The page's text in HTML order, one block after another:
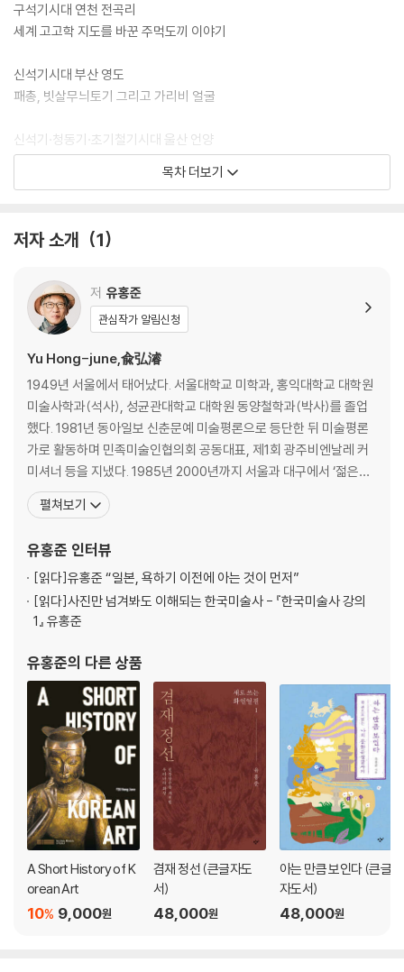
구석기시대 연천 전곡리
세계 고고학 지도를 바꾼 주먹도끼 이야기
신석기시대 부산 영도
패총, 빗살무늬토기 그리고 가리비 얼굴
신석기·청동기·초기철기시대 울산 언양
암각화가 말해주는 선사인의 삶
오녀산성과 고주몽의 건국 신화
고구려3 만주 집안
환도산성에서 일어나는 고구려의 기상
목차 더보기
저자 소개 1
저 유홍준
관심작가 알림신청
Yu Hong-june,兪弘濬
1949년 서울에서 태어났다. 서울대학교 미학과, 홍익대학교 대학원
미술사학과(석사), 성균관대학교 대학원 동양철학과(박사)를 졸업
했다. 1981년 동아일보 신춘문예 미술평론으로 등단한 뒤 미술평론
가로 활동하며 민족미술인협의회 공동대표, 제1회 광주비엔날레 커
미셔너 등을 지냈다. 1985년 2000년까지 서울과 대구에서 ‘젊은이
를 위한 한국미술사’ 공개강좌를 십여 차례 갖고 ‘한국문화유산답사
회’ 대표를 맡았다. 영남대 교수 및 박물관장, 문화재청장, 한국학중
펼쳐보기
유홍준 인터뷰
[읽다]유홍준 “일본, 욕하기 이전에 아는 것이 먼저”
[읽다]사진만 넘겨봐도 이해되는 한국미술사 - 『한국미술사 강의
1』 유홍준
유홍준의 다른 상품
A Short History of K
orean Art
9,000원
10%
겸재 정선 (큰글자도
서)
48,000원
아는 만큼 보인다 (큰글
자도서)
48,000원